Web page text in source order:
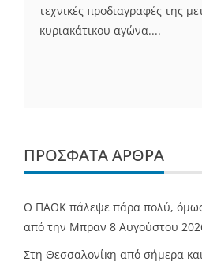
τεχνικές προδιαγραφές της
κυριακάτικου αγώνα....
ΠΡΌΣΦΑΤΑ ΆΡΘΡΑ
Ο ΠΑΟΚ πάλεψε πάρα πολύ,
από την Μπραν 8 Αυγούστου
Στη Θεσσαλονίκη από σήμερα και